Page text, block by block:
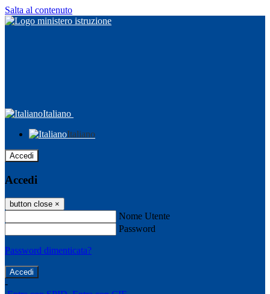
Salta al contenuto
Italiano
Italiano
Accedi
Accedi
button close ×
Nome Utente
Password
Password dimenticata?
-